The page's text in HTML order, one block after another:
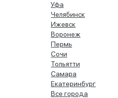
Уфа
Челябинск
Ижевск
Воронеж
Пермь
Сочи
Тольятти
Самара
Екатеринбург
Все города